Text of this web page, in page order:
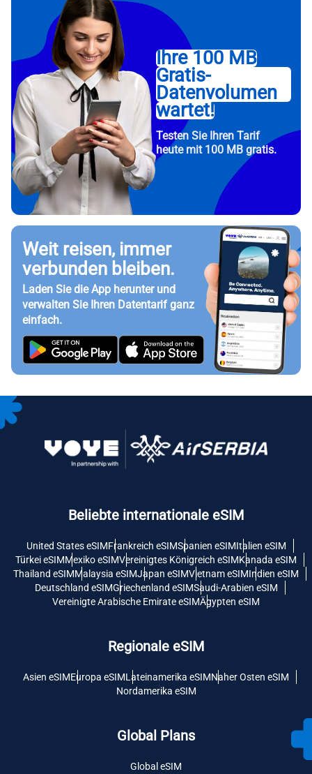
Ihre 100 MB
Gratis-
Datenvolumen
wartet!
Testen Sie Ihren Tarif
heute mit 100 MB gratis.
Weit reisen, immer
verbunden bleiben.
Laden Sie die App herunter und
verwalten Sie Ihren Datentarif ganz
einfach.
Beliebte internationale eSIM
United States eSIMFrankreich eSIMSpanien eSIMItalien eSIM
Türkei eSIMMexiko eSIMVereinigtes Königreich eSIMKanada eSIM
Thailand eSIMMalaysia eSIMJapan eSIMVietnam eSIMIndien eSIM
Deutschland eSIMGriechenland eSIMSaudi-Arabien eSIM
Vereinigte Arabische Emirate eSIMÄgypten eSIM
Regionale eSIM
Asien eSIMEuropa eSIMLateinamerika eSIMNaher Osten eSIM
Nordamerika eSIM
Global Plans
Global eSIM